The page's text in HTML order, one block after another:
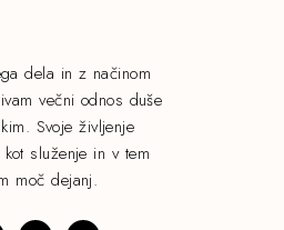
dela in z načinom
večni odnos duše
Svoje življenje
služenje in v tem
moč dejanj.